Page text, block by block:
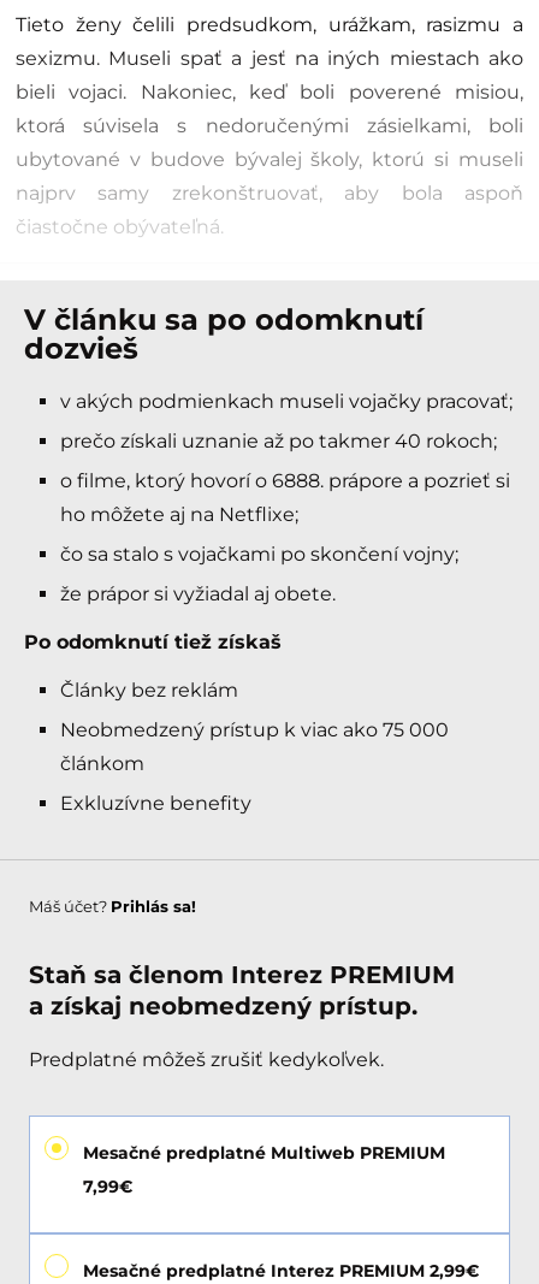
Tieto ženy čelili predsudkom, urážkam, rasizmu a
sexizmu. Museli spať a jesť na iných miestach ako
bieli vojaci. Nakoniec, keď boli poverené misiou,
ktorá súvisela s nedoručenými zásielkami, boli
ubytované v budove bývalej školy, ktorú si museli
najprv samy zrekonštruovať, aby bola aspoň
čiastočne obývateľná.
V článku sa po odomknutí
dozvieš
v akých podmienkach museli vojačky pracovať;
prečo získali uznanie až po takmer 40 rokoch;
o filme, ktorý hovorí o 6888. prápore a pozrieť si
ho môžete aj na Netflixe;
čo sa stalo s vojačkami po skončení vojny;
že prápor si vyžiadal aj obete.
Po odomknutí tiež získaš
Články bez reklám
Neobmedzený prístup k viac ako 75 000
článkom
Exkluzívne benefity
Máš účet? Prihlás sa!
Staň sa členom Interez PREMIUM
a získaj neobmedzený prístup.
Predplatné môžeš zrušiť kedykoľvek.
Mesačné predplatné Multiweb PREMIUM
7,99€
Mesačné predplatné Interez PREMIUM 2,99€